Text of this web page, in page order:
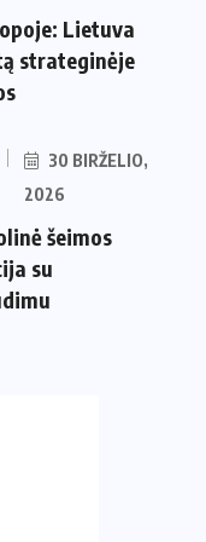
Lietuva
strateginėje
30 BIRŽELIO,
2026
šeimos
su